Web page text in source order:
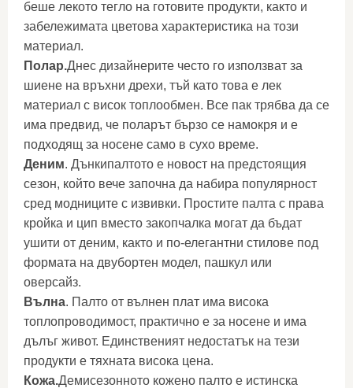
беше лекото тегло на готовите продукти, както и
забележимата цветова характеристика на този
материал.
Полар.Днес дизайнерите често го използват за
шиене на връхни дрехи, тъй като това е лек
материал с висок топлообмен. Все пак трябва да се
има предвид, че поларът бързо се намокря и е
подходящ за носене само в сухо време.
Деним. Дънкипалтото е новост на предстоящия
сезон, който вече започна да набира популярност
сред модниците с извивки. Простите палта с права
кройка и цип вместо закопчалка могат да бъдат
ушити от деним, както и по-елегантни стилове под
формата на двубортен модел, пашкул или
оверсайз.
Вълна. Палто от вълнен плат има висока
топлопроводимост, практично е за носене и има
дълъг живот. Единственият недостатък на тези
продукти е тяхната висока цена.
Кожа.Демисезонното кожено палто е истинска